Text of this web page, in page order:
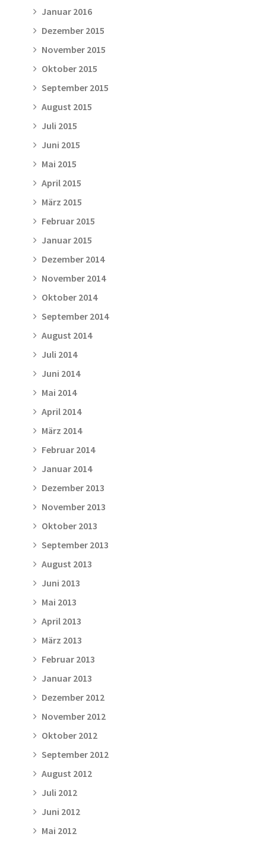
Januar 2016
Dezember 2015
November 2015
Oktober 2015
September 2015
August 2015
Juli 2015
Juni 2015
Mai 2015
April 2015
März 2015
Februar 2015
Januar 2015
Dezember 2014
November 2014
Oktober 2014
September 2014
August 2014
Juli 2014
Juni 2014
Mai 2014
April 2014
März 2014
Februar 2014
Januar 2014
Dezember 2013
November 2013
Oktober 2013
September 2013
August 2013
Juni 2013
Mai 2013
April 2013
März 2013
Februar 2013
Januar 2013
Dezember 2012
November 2012
Oktober 2012
September 2012
August 2012
Juli 2012
Juni 2012
Mai 2012